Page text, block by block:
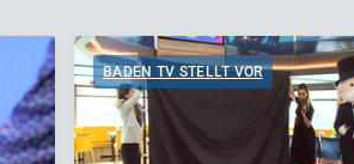
BADEN TV STELLT VOR